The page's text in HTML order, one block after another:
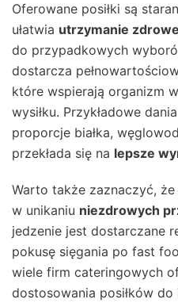
Oferowane posiłki są
ułatwia utrzymanie
do przypadkowych
dostarcza
które wspierają organizm
wysiłku. Przykładowe
proporcje białka,
przekłada się na lepsze
Warto także zaznaczyć,
w unikaniu niezdrowych
jedzenie jest dostarczane
pokusę sięgania po fast
wiele firm cateringowych
dostosowania posiłków